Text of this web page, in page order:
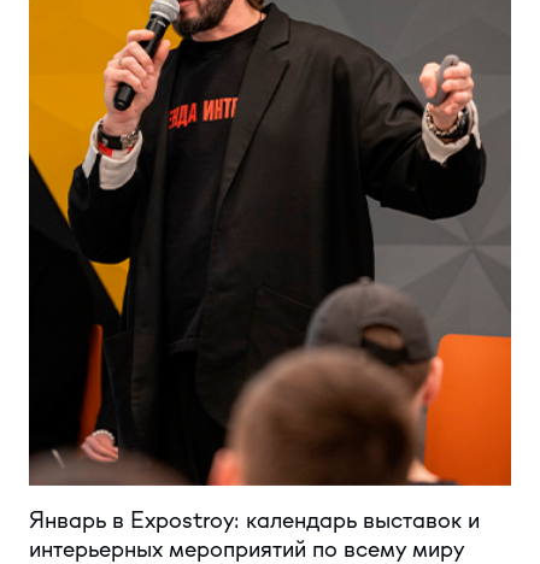
Январь в Expostroy: календарь выставок и
интерьерных мероприятий по всему миру